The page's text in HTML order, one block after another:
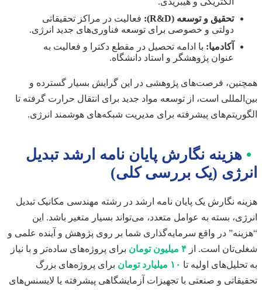
تحقیق و توسعه (R&D):
فعالیت در مراکز تحقیقاتی
دولتی و خصوصی برای توسعه فناوری‌های جدید انرژی.
آکادمیا: با ادامه تحصیل در مقطع دکترا و فعالیت به
عنوان پژوهشگر و استاد دانشگاه.
همچنین، فرصت‌های پژوهشی در این گرایش بسیار گسترده و
بین‌المللی است، از توسعه مواد جدید برای انتقال حرارت گرفته تا
الگوریتم‌های پیشرفته برای مدیریت شبکه‌های هوشمند انرژی.
• هزینه نگارش پایان نامه ارشد تبدیل
انرژی (یک بررسی کلی)
هزینه نگارش یک پایان نامه ارشد در رشته مهندسی مکانیک تبدیل
انرژی، بسته به عوامل متعدد، می‌تواند بسیار متغیر باشد. این
“هزینه” در واقع سرمایه‌گذاری شما بر روی پژوهش و آینده علمی و
شغلی‌تان است. از ۴ میلیون تومان
برای پروژه‌های ساده‌تر و با نیاز
به تحلیل‌های اولیه تا ۱۰ میلیارد تومان
برای پروژه‌های بزرگ
تحقیقاتی و صنعتی با تجهیزات آزمایشگاهی پیشرفته یا لایسنس‌های